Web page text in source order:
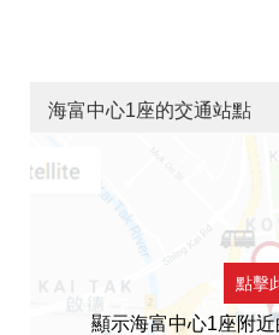
海富中心1座的交通站點
點擊
顯示海富中心1座附